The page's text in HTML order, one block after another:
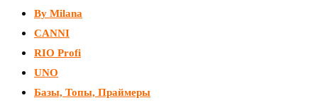
By Milana
CANNI
RIO Profi
UNO
Базы, Топы, Праймеры